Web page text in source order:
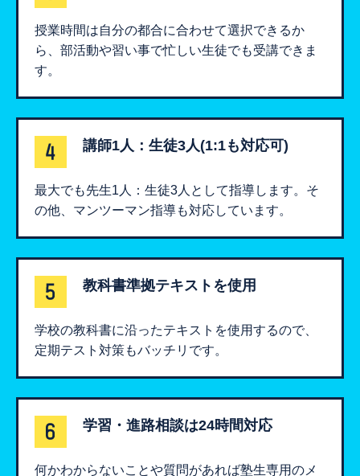
授業時間は自分の都合に合わせて選択できるか
ら、部活動や習い事で忙しい生徒でも受講できま
す。
講師1人：生徒3人(1:1も対応可)
最大でも先生1人：生徒3人として指導します。そ
の他、マンツーマン指導も対応しています。
​教科書準拠テキストを使用
学校の教科書に沿ったテキストを使用するので、
定期テスト対策もバッチリです。
学習・進路相談は24時間対応
何かわからないことや質問があれば塾生専用のメ